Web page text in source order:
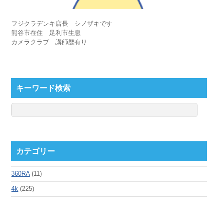
フジクラデンキ店長 シノザキです
熊谷市在住 足利市生息
カメラクラブ 講師歴有り
キーワード検索
カテゴリー
360RA(11)
4k (225)